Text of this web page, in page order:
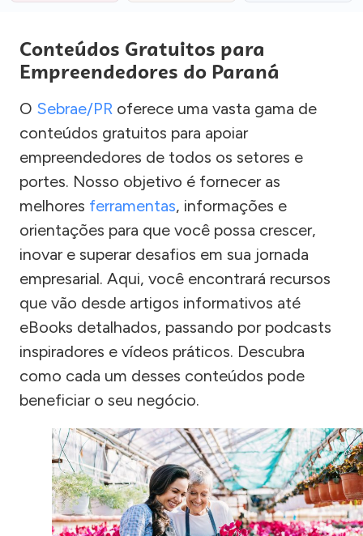
Conteúdos Gratuitos para
Empreendedores do Paraná
O Sebrae/PR oferece uma vasta gama de
conteúdos gratuitos para apoiar
empreendedores de todos os setores e
portes. Nosso objetivo é fornecer as
melhores ferramentas, informações e
orientações para que você possa crescer,
inovar e superar desafios em sua jornada
empresarial. Aqui, você encontrará recursos
que vão desde artigos informativos até
eBooks detalhados, passando por podcasts
inspiradores e vídeos práticos. Descubra
como cada um desses conteúdos pode
beneficiar o seu negócio.